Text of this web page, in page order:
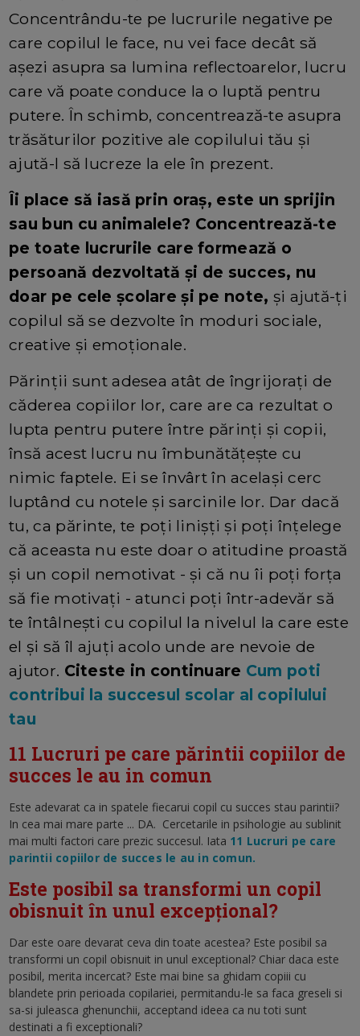
Concentrându-te pe lucrurile negative pe
care copilul le face, nu vei face decât să
aşezi asupra sa lumina reflectoarelor, lucru
care vă poate conduce la o luptă pentru
putere. În schimb, concentrează-te asupra
trăsăturilor pozitive ale copilului tău și
ajută-l să lucreze la ele în prezent.
Îi place să iasă prin oraş, este un sprijin
sau bun cu animalele? Concentrează-te
pe toate lucrurile care formează o
persoană dezvoltată și de succes, nu
doar pe cele şcolare şi pe note, şi ajută-ţi
copilul să se dezvolte în moduri sociale,
creative și emoționale.
Părinții sunt adesea atât de îngrijorați de
căderea copiilor lor, care are ca rezultat o
lupta pentru putere între părinţi şi copii,
însă acest lucru nu îmbunătăţeşte cu
nimic faptele. Ei se învârt în acelaşi cerc
luptând cu notele şi sarcinile lor. Dar dacă
tu, ca părinte, te poţi linișți și poţi înţelege
că aceasta nu este doar o atitudine proastă
și un copil nemotivat - și că nu îi poţi forța
să fie motivați - atunci poţi într-adevăr să
te întâlneşti cu copilul la nivelul la care este
el şi să îl ajuţi acolo unde are nevoie de
ajutor. Citeste in continuare Cum poti
contribui la succesul scolar al copilului
tau
11 Lucruri pe care părintii copiilor de
succes le au in comun
Este adevarat ca in spatele fiecarui copil cu succes stau parintii?
In cea mai mare parte ... DA. Cercetarile in psihologie au sublinit
mai multi factori care prezic succesul. Iata 11 Lucruri pe care
parintii copiilor de succes le au in comun.
Este posibil sa transformi un copil
obisnuit în unul excepțional?
Dar este oare devarat ceva din toate acestea? Este posibil sa
transformi un copil obisnuit in unul exceptional? Chiar daca este
posibil, merita incercat? Este mai bine sa ghidam copiii cu
blandete prin perioada copilariei, permitandu-le sa faca greseli si
sa-si juleasca ghenunchii, acceptand ideea ca nu toti sunt
destinati a fi exceptionali?